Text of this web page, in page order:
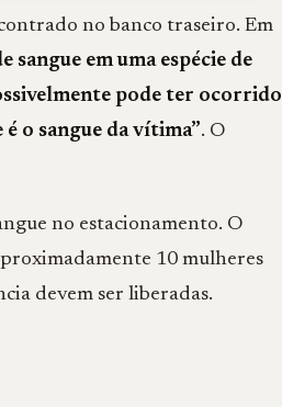
no banco traseiro. Em
sangue em uma espécie de
pode ter ocorrido
o sangue da vítima”. O
no estacionamento. O
10 mulheres
devem ser liberadas.